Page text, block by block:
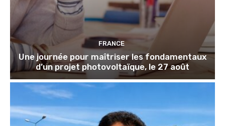
FRANCE
Une journée pour maîtriser les fondamentaux
d’un projet photovoltaïque, le 27 août